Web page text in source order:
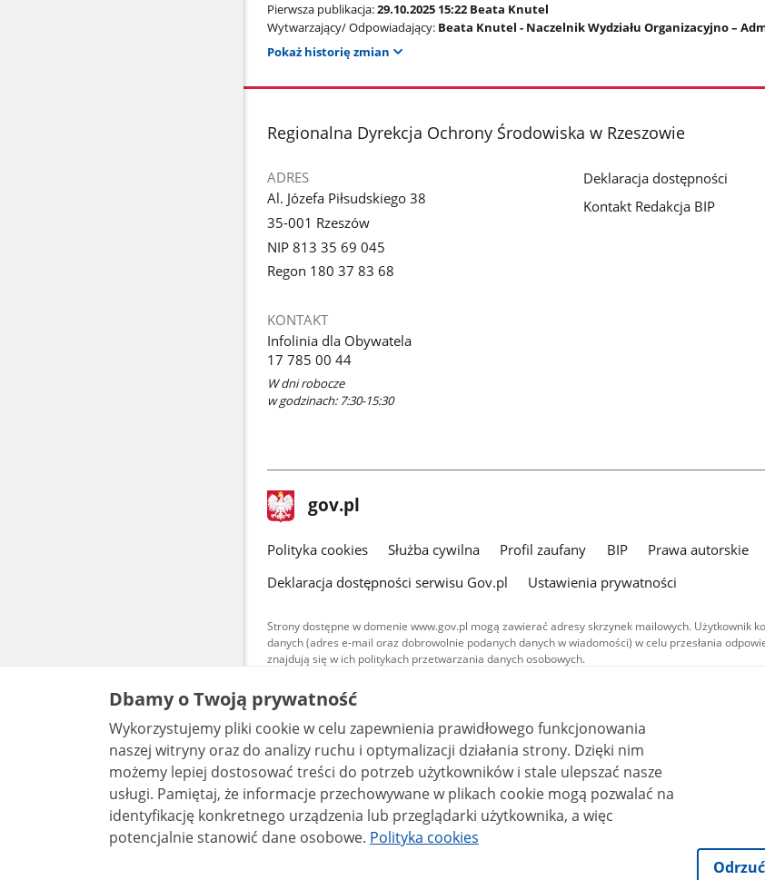
Pierwsza publikacja:29.10.2025 15:22 Beata Knutel
Wytwarzający/ Odpowiadający: Beata Knutel - Naczelnik Wydziału Organizacyjno –
Pokaż historię zmian
stopka
Regionalna Dyrekcja Ochrony Środowiska w Rzeszowie
ADRES
Al. Józefa Piłsudskiego 38
35-001 Rzeszów
NIP 813 35 69 045
Regon 180 37 83 68
KONTAKT
Infolinia dla Obywatela
17 785 00 44
W dni robocze
w godzinach: 7:30-15:30
Deklaracja dostępności
Kontakt Redakcja BIP
stopka
gov.pl Strona
gov.pl
gov.pl
Polityka cookies Służba cywilna Profil zaufany BIP Prawa autorskie
Deklaracja dostępności serwisu Gov.pl
Ustawienia prywatności
Strony dostępne w domenie www.gov.pl mogą zawierać adresy skrzynek mailowych.
danych (adres e-mail oraz dobrowolnie podanych danych w wiadomości) w celu przesłania
znajdują się w ich politykach przetwarzania danych osobowych.
Treści tekstowe publikowane w serwisie (z wyłączeniem treści audiowizualnych), są
udostępniane na licencji typu Creative Commons: uznanie autorstwa - na tych samych
warunkach 4.0 (CC BY-SA 4.0). Materiały audiowizualne, w tym zdjęcia, materiały
są udostępniane na licencji typu Creative Commons: uznanie autorstwa użycie
bez utworów zależnych 4.0 (CC BY-NC-ND 4.0), o ile nie jest to stwierdzone inaczej.
Dbamy o Twoją prywatność
Wykorzystujemy pliki cookie w celu zapewnienia prawidłowego funkcjonowania
naszej witryny oraz do analizy ruchu i optymalizacji działania strony. Dzięki nim
możemy lepiej dostosować treści do potrzeb użytkowników i stale ulepszać nasze
usługi. Pamiętaj, że informacje przechowywane w plikach cookie mogą pozwalać na
identyfikację konkretnego urządzenia lub przeglądarki użytkownika, a więc
potencjalnie stanowić dane osobowe. Polityka cookies
Odrzuć